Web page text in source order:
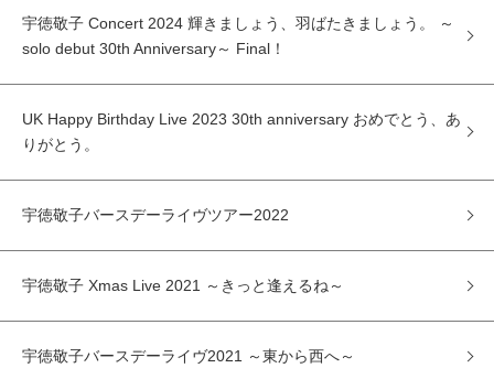
宇徳敬子 Concert 2024 輝きましょう、羽ばたきましょう。 ～
solo debut 30th Anniversary～ Final！
UK Happy Birthday Live 2023 30th anniversary おめでとう、あ
りがとう。
宇徳敬子バースデーライヴツアー2022
宇徳敬子 Xmas Live 2021 ～きっと逢えるね～
宇徳敬子バースデーライヴ2021 ～東から西へ～